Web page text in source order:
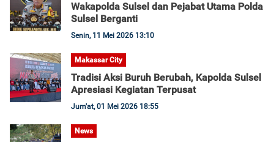
Wakapolda Sulsel dan Pejabat Utama Polda
Sulsel Berganti
Senin, 11 Mei 2026 13:10
Makassar City
Tradisi Aksi Buruh Berubah, Kapolda Sulsel
Apresiasi Kegiatan Terpusat
Jum'at, 01 Mei 2026 18:55
News